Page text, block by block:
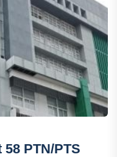
PTN/PTS